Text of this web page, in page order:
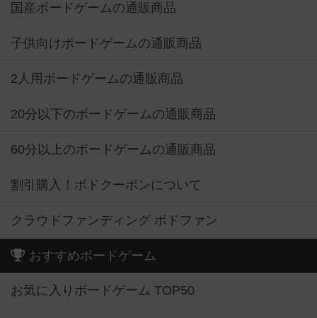
国産ボードゲームの通販商品
子供向けボードゲームの通販商品
2人用ボードゲームの通販商品
20分以下のボードゲームの通販商品
60分以上のボードゲームの通販商品
割引購入！ボドクーポンについて
クラウドファンディング ボドファン
おすすめボードゲーム
お気に入りボードゲーム TOP50